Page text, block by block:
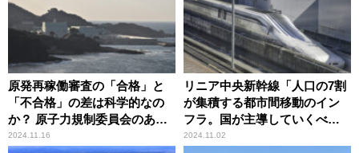
原発再稼働審査の「合格」と
「不合格」の差は科学的なの
か？ 原子力規制委員会のあり
方に専門家が疑問
2024.11.16
リニア中央新幹線「人口の7割
が集積する都市間移動のイン
フラ。国が主導していくべ
き」石川和男が指摘
2024.11.02